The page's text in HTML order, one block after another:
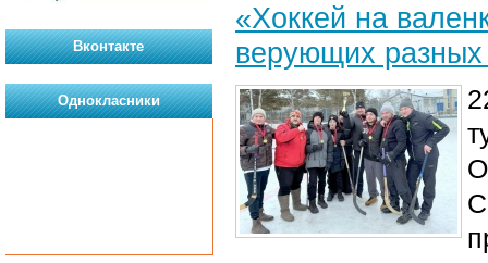
«Хоккей на
верующих разных
Вконтакте
Однокласники